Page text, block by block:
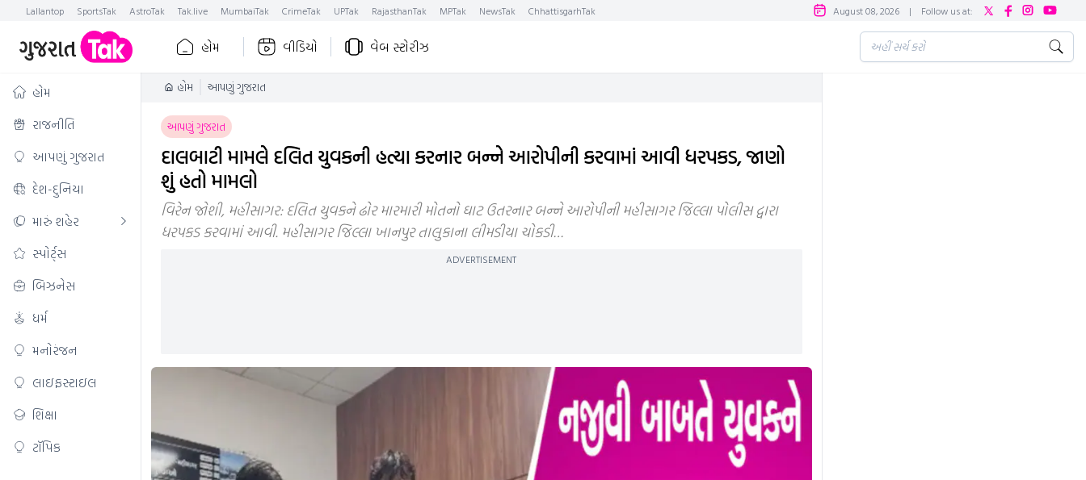
Lallantop SportsTak AstroTak Tak.live MumbaiTak CrimeTak UPTak RajasthanTak MPTak NewsTak ChhattisgarhTak August 08, 2026 | Follow us at:
હોમ વીડિયો વેબ સ્ટોરીઝ
હોમ
રાજનીતિ
આપણું ગુજરાત
દેશ-દુનિયા
મારું શહેર
સ્પોર્ટ્સ
બિઝનેસ
ધર્મ
મનોરંજન
લાઇફસ્ટાઇલ
શિક્ષા
ટૉપિક
હોમ આપણું ગુજરાત
આપણું ગુજરાત
દાલબાટી મામલે દલિત યુવકની હત્યા કરનાર બન્ને આરોપીની કરવામાં આવી ધરપકડ, જાણો
શું હતો મામલો
વિરેન જોશી, મહીસાગર: દલિત યુવકને ઢોર મારમારી મોતનો ઘાટ ઉતરનાર બન્ને આરોપીની મહીસાગર જિલ્લા પોલીસ દ્વારા
ધરપકડ કરવામાં આવી. મહીસાગર જિલ્લા ખાનપુર તાલુકાના લીમડીયા ચોકડી…
ADVERTISEMENT